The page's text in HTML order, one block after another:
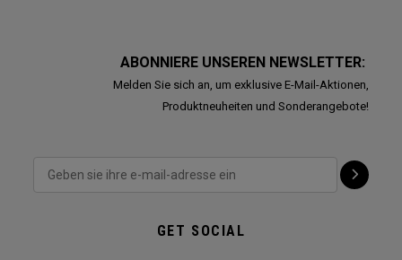
ABONNIERE UNSEREN NEWSLETTER:
Melden Sie sich an, um exklusive E-Mail-Aktionen,
Produktneuheiten und Sonderangebote!
GET SOCIAL